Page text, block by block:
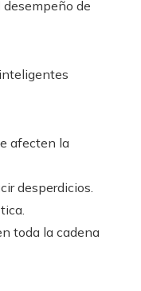
de
afecten la
desperdicios.
toda la cadena